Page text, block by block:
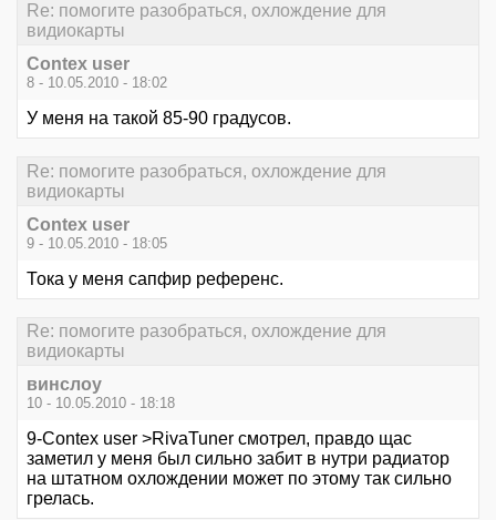
Re: помогите разобраться, охлождение для
видиокарты
Contex user
8 - 10.05.2010 - 18:02
У меня на такой 85-90 градусов.
Re: помогите разобраться, охлождение для
видиокарты
Contex user
9 - 10.05.2010 - 18:05
Тока у меня сапфир референс.
Re: помогите разобраться, охлождение для
видиокарты
винслоу
10 - 10.05.2010 - 18:18
9-Contex user >RivaTuner смотрел, правдо щас
заметил у меня был сильно забит в нутри радиатор
на штатном охлождении может по этому так сильно
грелась.